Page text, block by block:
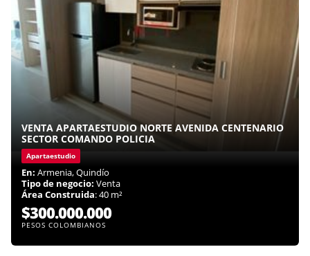
VENTA APARTAESTUDIO NORTE AVENIDA CENTENARIO
SECTOR COMANDO POLICIA
Apartaestudio
En: Armenia, Quindío
Tipo de negocio: Venta
Área Construida: 40 m²
$300.000.000
PESOS COLOMBIANOS